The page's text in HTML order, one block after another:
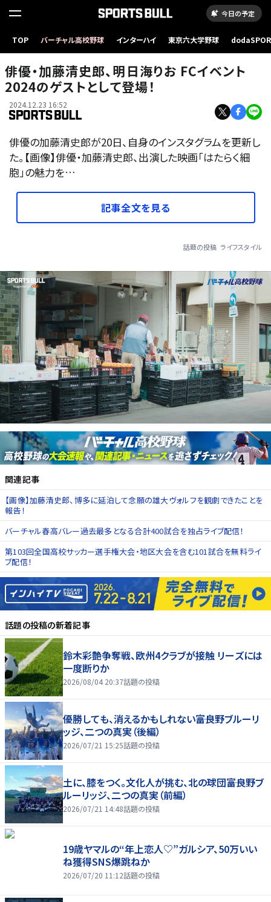
今日の予定
TOP バーチャル高校野球 インターハイ 東京六大学野球
俳優・加藤清史郎、明日海りお FCイベント
2024のゲストとして登場！
2024.12.23 16:52
俳優の加藤清史郎が20日、自身のインスタグラムを更新し
た。【画像】俳優・加藤清史郎、出演した映画「はたらく細
胞」の魅力を…
記事全文を見る
話題の投稿 ライフスタイル
関連記事
【画像】加藤清史郎、博多に延泊して念願の雄大ヴォルフを観劇できたことを
報告！
バーチャル春高バレー過去最多となる合計400試合を独占ライブ配信！
第103回全国高校サッカー選手権大会・地区大会を含む101試合を無料ライ
ブ配信！
話題の投稿の新着記事
鈴木彩艶争奪戦、欧州4クラブが接触 リーズには
一度断りか
2026/08/04 20:37話題の投稿
優勝しても、消えるかもしれない――富良野ブルーリ
ッジ、二つの真実（後編）
2026/07/21 15:25話題の投稿
土に、膝をつく。文化人が挑む、北の球団――富良野ブ
ルーリッジ、二つの真実（前編）
2026/07/21 14:48話題の投稿
19歳ヤマルの“年上恋人♡”ガルシア、50万いい
ね獲得SNS爆跳ねか
2026/07/20 11:12話題の投稿